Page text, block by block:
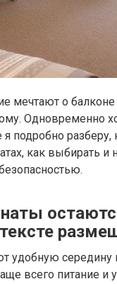
мечтают о
Одновременно
я подробно
как выбирать
удобную
всего питание